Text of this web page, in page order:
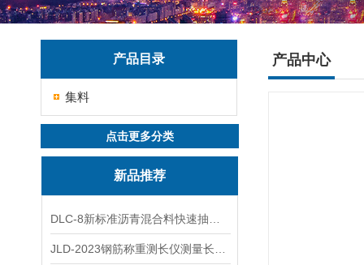
产品目录
集料
点击更多分类
新品推荐
产品中心